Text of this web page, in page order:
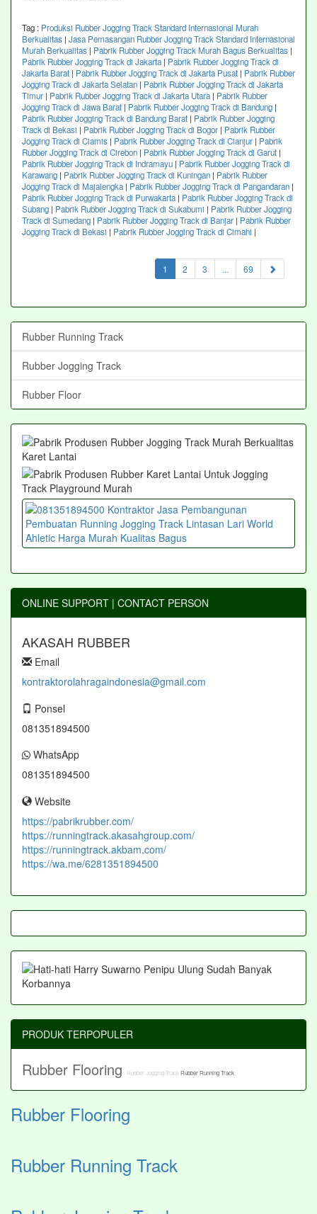
Tag : Produksi Rubber Jogging Track Standard Internasional Murah
Berkualitas | Jasa Pemasangan Rubber Jogging Track Standard Internasional
Murah Berkualitas | Pabrik Rubber Jogging Track Murah Bagus Berkualitas |
Pabrik Rubber Jogging Track di Jakarta| Pabrik Rubber Jogging Track di
Jakarta Barat | Pabrik Rubber Jogging Track di Jakarta Pusat | Pabrik Rubber
Jogging Track di Jakarta Selatan | Pabrik Rubber Jogging Track di Jakarta
Timur | Pabrik Rubber Jogging Track di Jakarta Utara| Pabrik Rubber
Jogging Track di Jawa Barat | Pabrik Rubber Jogging Track di Bandung |
Pabrik Rubber Jogging Track di Bandung Barat | Pabrik Rubber Jogging
Track di Bekasi | Pabrik Rubber Jogging Track di Bogor | Pabrik Rubber
Jogging Track di Ciamis | Pabrik Rubber Jogging Track di Cianjur | Pabrik
Rubber Jogging Track di Cirebon | Pabrik Rubber Jogging Track di Garut |
Pabrik Rubber Jogging Track di Indramayu | Pabrik Rubber Jogging Track di
Karawang | Pabrik Rubber Jogging Track di Kuningan | Pabrik Rubber
Jogging Track di Majalengka| Pabrik Rubber Jogging Track di Pangandaran |
Pabrik Rubber Jogging Track di Purwakarta| Pabrik Rubber Jogging Track di
Subang | Pabrik Rubber Jogging Track di Sukabumi | Pabrik Rubber Jogging
Track di Sumedang | Pabrik Rubber Jogging Track di Banjar | Pabrik Rubber
Jogging Track di Bekasi | Pabrik Rubber Jogging Track di Cimahi |
1 (current)
2 3 ... 69
Rubber Running Track
Rubber Jogging Track
Rubber Floor
ONLINE SUPPORT | CONTACT PERSON
AKASAH RUBBER
Email
kontraktorolahragaindonesia@gmail.com
Ponsel
081351894500
WhatsApp
081351894500
Website
https://pabrikrubber.com/
https://runningtrack.akasahgroup.com/
https://runningtrack.akbam.com/
https://wa.me/6281351894500
PRODUK TERPOPULER
Rubber Flooring Rubber Jogging TrackRubber Running Track
Rubber Flooring
Rubber Running Track